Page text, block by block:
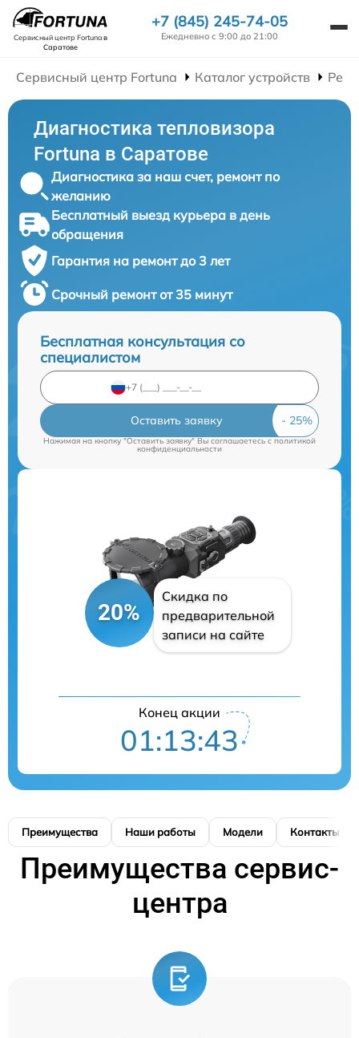
Сервисный центр Fortunaв
Саратове
+7 (845) 245-74-05
Ежедневно с 9:00 до 21:00
Сервисный центр Fortuna Каталог устройств
Диагностика тепловизора
Fortuna в Саратове
Диагностика за наш счет, ремонт по
желанию
Бесплатный выезд курьера в день
обращения
Гарантия на ремонт до 3 лет
Срочный ремонт от 35 минут
Бесплатная консультация со
специалистом
Оставить заявку
Нажимая на кнопку "Оставить заявку" Вы соглашаетесь cполитикой
конфиденциальности
20%
Скидка по
предварительной
записи на сайте
Конец акции
01:13:42
Преимущества Наши работы Модели Контакты
Преимущества сервис-
центра